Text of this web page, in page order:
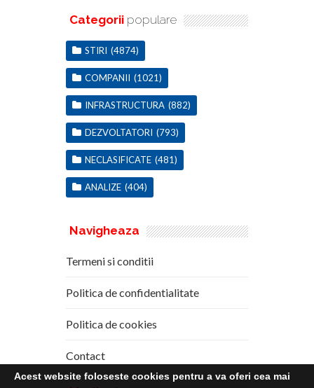
Categorii populare
STIRI (4874)
COMPANII (1021)
INFRASTRUCTURA (882)
DEZVOLTATORI (793)
NECLASIFICATE (481)
ANALIZE (404)
Navigheaza
Termeni si conditii
Politica de confidentialitate
Politica de cookies
Contact
Acest website foloseste cookies pentru a va oferi cea mai